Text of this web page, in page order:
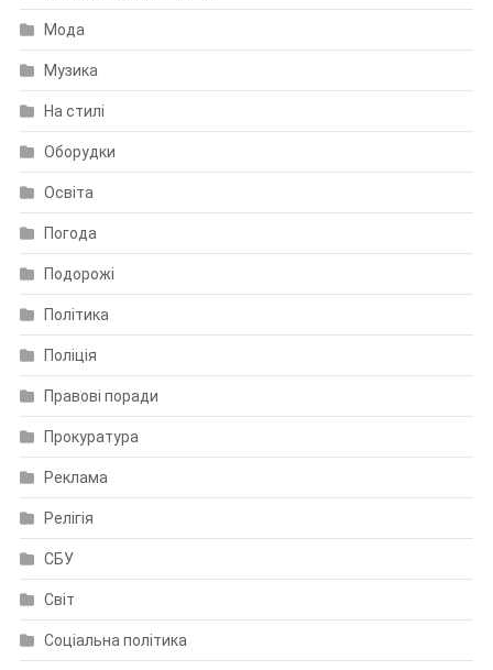
Мода
Музика
На стилі
Оборудки
Освіта
Погода
Подорожі
Політика
Поліція
Правові поради
Прокуратура
Реклама
Релігія
СБУ
Світ
Соціальна політика